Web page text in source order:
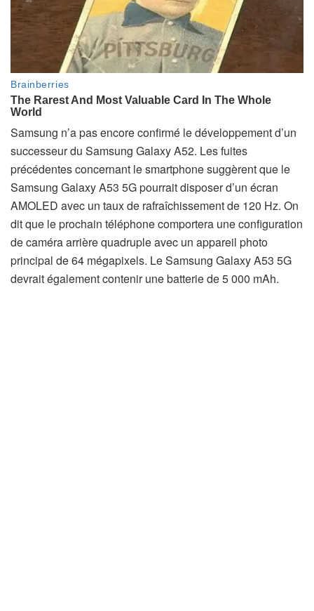
Samsung n’a pas encore confirmé le développement d’un
successeur du Samsung Galaxy A52. Les fuites
précédentes concernant le smartphone suggèrent que le
Samsung Galaxy A53 5G pourrait disposer d’un écran
AMOLED avec un taux de rafraîchissement de 120 Hz. On
dit que le prochain téléphone comportera une configuration
de caméra arrière quadruple avec un appareil photo
principal de 64 mégapixels. Le Samsung Galaxy A53 5G
devrait également contenir une batterie de 5 000 mAh.